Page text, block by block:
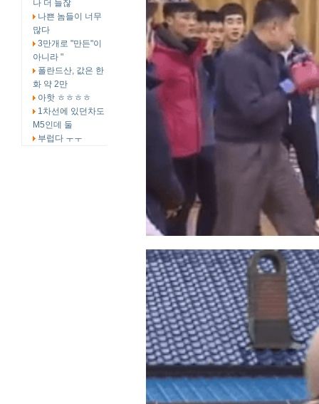
나 더 들잖
나쁜 놈들이 너무
많다
3만개로 "만든"이
아니라 "
폴란드산, 값은 한
화 약 2만
아핫 ㅎㅎㅎㅎ
1차선에 있던차도
M5인데 둘
부럽다 ㅜㅜ